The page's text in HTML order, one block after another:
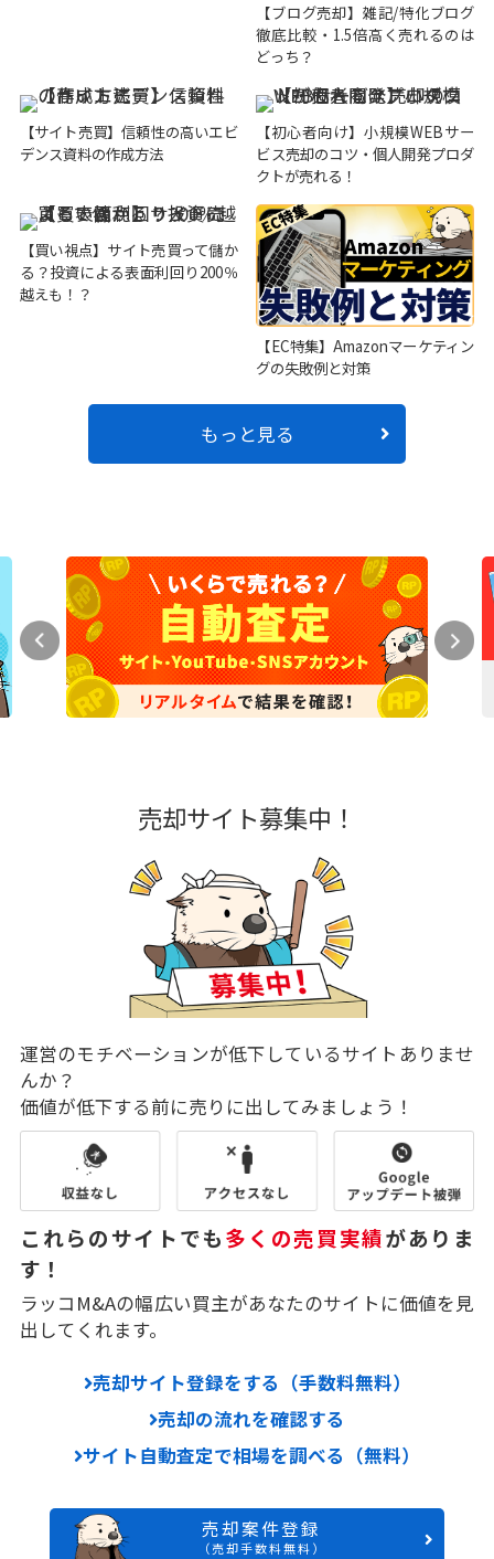
【ブログ売却】雑記/特化ブログ
徹底比較・1.5倍高く売れるのは
どっち？
【サイト売買】信頼性の高いエビ
デンス資料の作成方法
【初心者向け】小規模WEBサー
ビス売却のコツ・個人開発プロダ
クトが売れる！
【買い視点】サイト売買って儲か
る？投資による表面利回り200％
越えも！？
【EC特集】Amazonマーケティン
グの失敗例と対策
もっと見る
売却サイト募集中！
運営のモチベーションが低下しているサイトありませ
んか？
価値が低下する前に売りに出してみましょう！
これらのサイトでも多くの売買実績がありま
す！
ラッコM&Aの幅広い買主があなたのサイトに価値を見
出してくれます。
売却サイト登録をする（手数料無料）
売却の流れを確認する
サイト自動査定で相場を調べる（無料）
売却案件登録
（売却手数料無料）